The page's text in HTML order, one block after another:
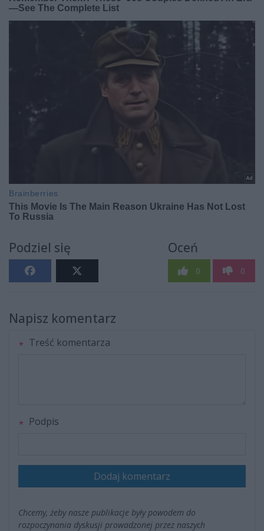
Podziel się Oceń
0 0
Napisz komentarz
Treść komentarza
Podpis
Dodaj komentarz
Chcemy, żeby nasze publikacje były powodem do
rozpoczynania dyskusji prowadzonej przez naszych